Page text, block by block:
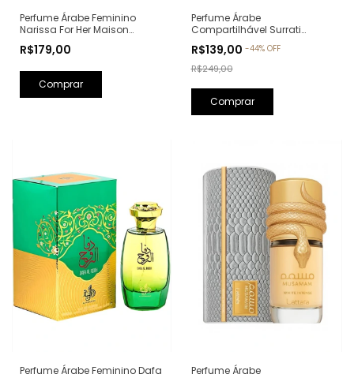
Perfume Árabe Feminino
Narissa For Her Maison
100ml (Ref. Olfativa: Narciso
R$179,00
Perfume Árabe
Compartilhável Surrati
Kunooz Zoghbi Eau de
Parfum - 100ml (Ref. Olfativa:
Erba Pura Xerjoff)
R$139,00 -44% OFF
R$249,00
Perfume Árabe Feminino Dafa
Perfume Árabe